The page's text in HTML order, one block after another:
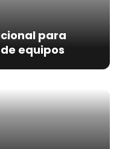
para
equipos